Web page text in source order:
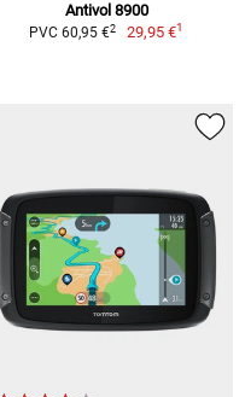
Antivol 8900
PVC 60,95 €2 29,95 €1